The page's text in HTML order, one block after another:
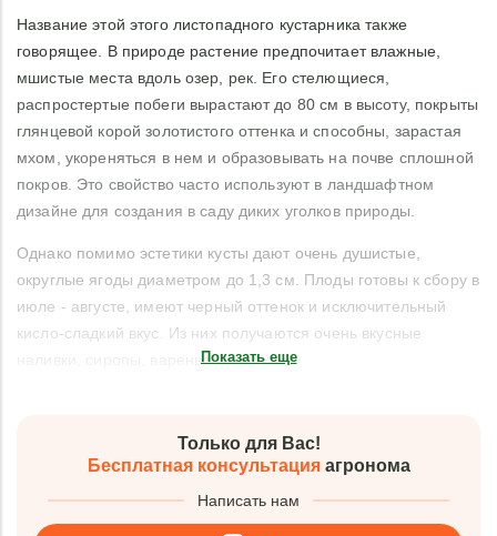
Название этой этого листопадного кустарника также
говорящее. В природе растение предпочитает влажные,
мшистые места вдоль озер, рек. Его стелющиеся,
распростертые побеги вырастают до 80 см в высоту, покрыты
глянцевой корой золотистого оттенка и способны, зарастая
мхом, укореняться в нем и образовывать на почве сплошной
покров. Это свойство часто используют в ландшафтном
дизайне для создания в саду диких уголков природы.
Однако помимо эстетики кусты дают очень душистые,
округлые ягоды диаметром до 1,3 см. Плоды готовы к сбору в
июле - августе, имеют черный оттенок и исключительный
кисло-сладкий вкус. Из них получаются очень вкусные
наливки, сиропы, варенье.Показать еще
Только для Вас!
Бесплатная консультацияагронома
Написать нам